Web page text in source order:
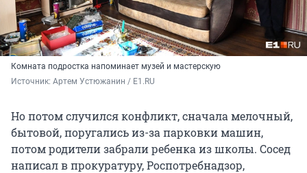
Комната подростка напоминает музей и мастерскую
Источник: Артем Устюжанин / E1.RU
Но потом случился конфликт, сначала мелочный,
бытовой, поругались из-за парковки машин,
потом родители забрали ребенка из школы. Сосед
написал в прокуратуру, Роспотребнадзор,